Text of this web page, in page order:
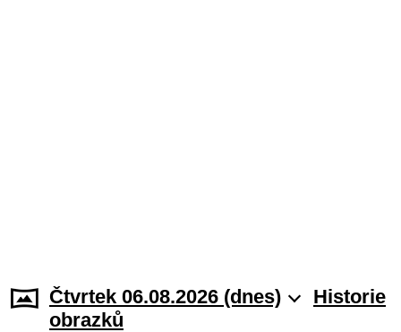
Čtvrtek 06.08.2026 (dnes)
Historie
obrazků